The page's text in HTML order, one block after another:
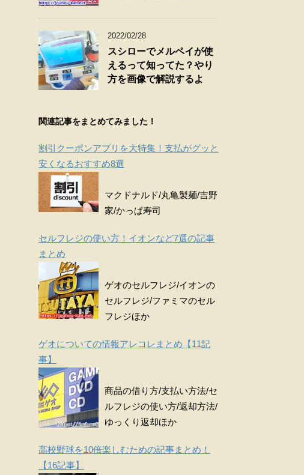
2022/02/28
スシローでメルペイが使
えるって知ってた？やり
方を画像で解説するよ
関連記事をまとめてみました！
割引クーポンアプリを大特集！支払がグッと
安くなるおすすめ8選
マクドナルド/丸亀製麺/吉野
家/かっぱ寿司
セルフレジの使い方！イオンなど7選の記事
まとめ
ゲオのセルフレジ/イオンの
セルフレジ/ファミマのセル
フレジほか
ゲオについての情報アレコレまとめ【11記
事】
商品の借り方/支払い方法/セ
ルフレジの使い方/返却方法/
ゆっくり返却ほか
高校野球を10倍楽しむための記事まとめ！
【16記事】